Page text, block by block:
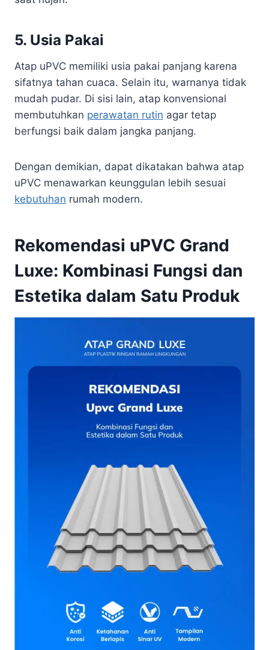
5. Usia Pakai
Atap uPVC memiliki usia pakai panjang karena
sifatnya tahan cuaca. Selain itu, warnanya tidak
mudah pudar. Di sisi lain, atap konvensional
membutuhkan perawatan rutin agar tetap
berfungsi baik dalam jangka panjang.
Dengan demikian, dapat dikatakan bahwa atap
uPVC menawarkan keunggulan lebih sesuai
kebutuhan rumah modern.
Rekomendasi uPVC Grand
Luxe: Kombinasi Fungsi dan
Estetika dalam Satu Produk